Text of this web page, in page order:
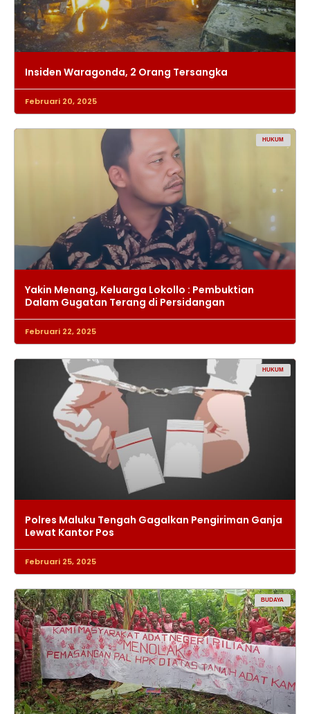
Insiden Waragonda, 2 Orang Tersangka
Februari 20, 2025
HUKUM
Yakin Menang, Keluarga Lokollo : Pembuktian
Dalam Gugatan Terang di Persidangan
Februari 22, 2025
HUKUM
Polres Maluku Tengah Gagalkan Pengiriman Ganja
Lewat Kantor Pos
Februari 25, 2025
BUDAYA